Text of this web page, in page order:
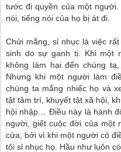
tước đi quyền của một
nói, tiếng nói của họ bị át đi.
Chửi mắng, sỉ nhục là việc
sinh do sự ganh tị. Khi một
không làm hại đến chúng
Nhưng khi một người làm
chúng ta mắng nhiếc họ và
tật tâm trí, khuyết tật xã hội,
hội nhập… Điều này là hành
người, giết cuộc đời của một
cửa, bởi vì khi một người có
tôi sỉ nhục họ. Hầu như luôn